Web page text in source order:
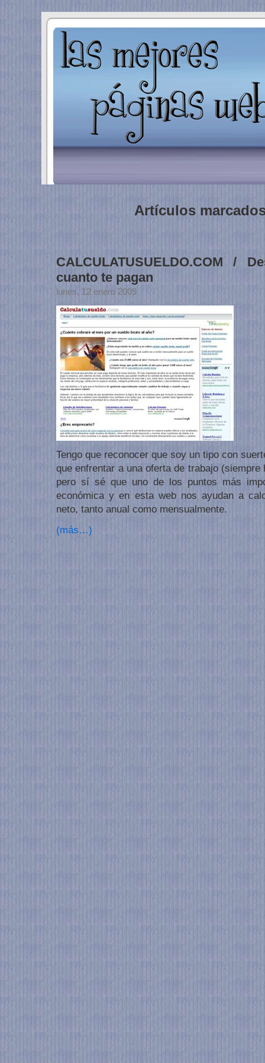
Artículos marcados
CALCULATUSUELDO.COM /
cuanto te pagan
lunes, 12 enero 2009
Tengo que reconocer que soy un tipo con
que enfrentar a una oferta de trabajo
pero sí sé que uno de los puntos más
económica y en esta web nos ayudan a
neto, tanto anual como mensualmente.
(más…)